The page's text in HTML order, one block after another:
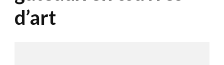
d’art